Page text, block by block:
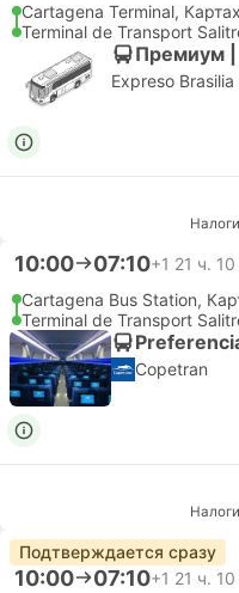
Cartagena Terminal,
Terminal de Transport
Премиум |
Expreso Brasilia
10:00 07:10+1 21 ч.
Cartagena Bus Station,
Terminal de Transport
Copetran
Подтверждается сразу
10:00 07:10+1 21 ч.